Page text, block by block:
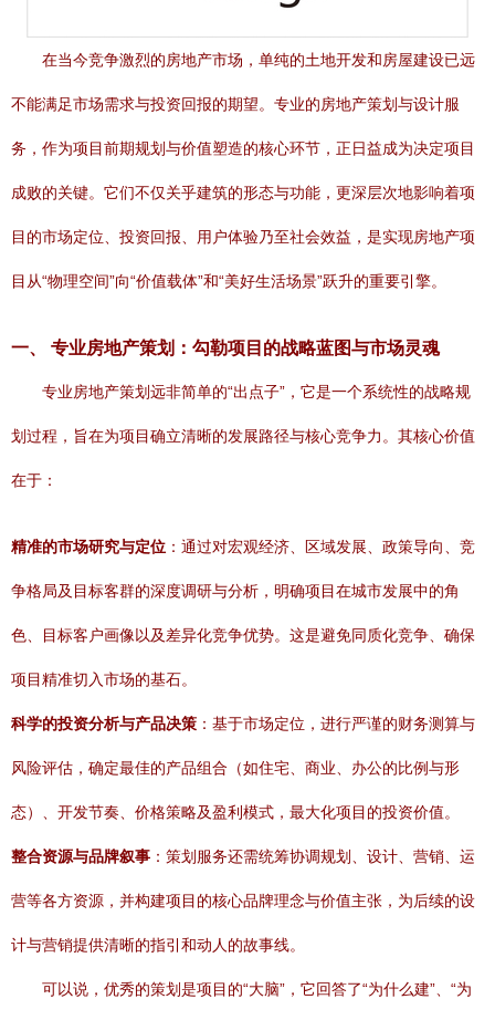
在当今竞争激烈的房地产市场，单纯的土地开发和房屋建设已远
不能满足市场需求与投资回报的期望。专业的房地产策划与设计服
务，作为项目前期规划与价值塑造的核心环节，正日益成为决定项目
成败的关键。它们不仅关乎建筑的形态与功能，更深层次地影响着项
目的市场定位、投资回报、用户体验乃至社会效益，是实现房地产项
目从“物理空间”向“价值载体”和“美好生活场景”跃升的重要引擎。
一、 专业房地产策划：勾勒项目的战略蓝图与市场灵魂
专业房地产策划远非简单的“出点子”，它是一个系统性的战略规
划过程，旨在为项目确立清晰的发展路径与核心竞争力。其核心价值
在于：
精准的市场研究与定位 ：通过对宏观经济、区域发展、政策导向、竞
争格局及目标客群的深度调研与分析，明确项目在城市发展中的角
色、目标客户画像以及差异化竞争优势。这是避免同质化竞争、确保
项目精准切入市场的基石。
科学的投资分析与产品决策 ：基于市场定位，进行严谨的财务测算与
风险评估，确定最佳的产品组合（如住宅、商业、办公的比例与形
态）、开发节奏、价格策略及盈利模式，最大化项目的投资价值。
整合资源与品牌叙事 ：策划服务还需统筹协调规划、设计、营销、运
营等各方资源，并构建项目的核心品牌理念与价值主张，为后续的设
计与营销提供清晰的指引和动人的故事线。
可以说，优秀的策划是项目的“大脑”，它回答了“为什么建”、“为